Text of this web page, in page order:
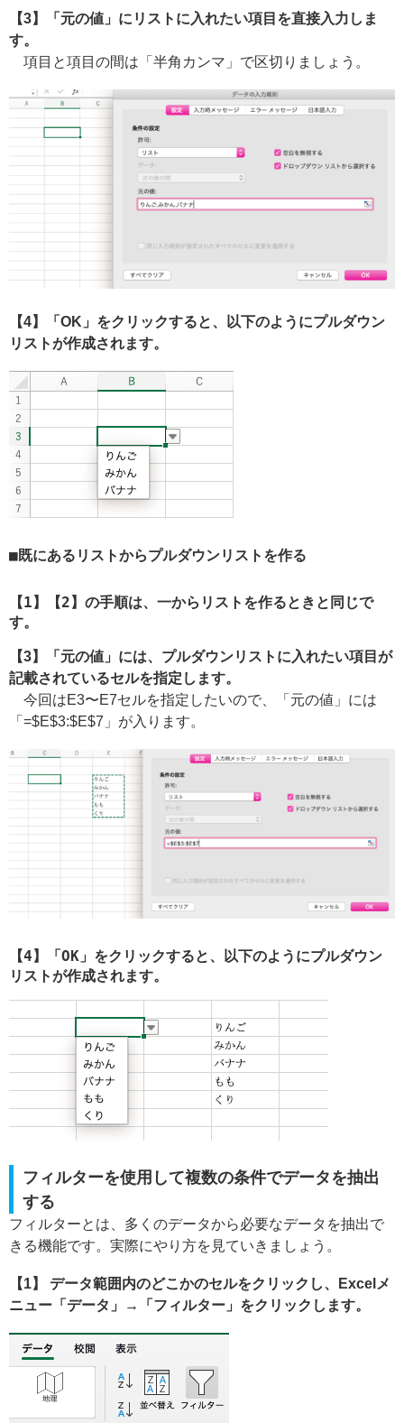
【3】「元の値」にリストに入れたい項目を直接入力しま
す。
項目と項目の間は「半角カンマ」で区切りましょう。
【4】「OK」をクリックすると、以下のようにプルダウン
リストが作成されます。
既にあるリストからプルダウンリストを作る
【1】【2】の手順は、一からリストを作るときと同じで
す。
【3】「元の値」には、プルダウンリストに入れたい項目が
記載されているセルを指定します。
今回はE3〜E7セルを指定したいので、「元の値」には
「=$E$3:$E$7」が入ります。
【4】「OK」をクリックすると、以下のようにプルダウン
リストが作成されます。
フィルターを使用して複数の条件でデータを抽出
する
フィルターとは、多くのデータから必要なデータを抽出で
きる機能です。実際にやり方を見ていきましょう。
【1】 データ範囲内のどこかのセルをクリックし、Excelメ
ニュー「データ」→「フィルター」をクリックします。